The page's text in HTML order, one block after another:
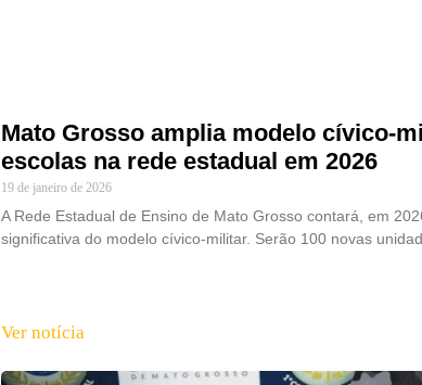
Mato Grosso amplia modelo cívico-
escolas na rede estadual em 2026
19 de janeiro de 2026
A Rede Estadual de Ensino de Mato Grosso contará, em
significativa do modelo cívico-militar. Serão 100 novas
Ver notícia